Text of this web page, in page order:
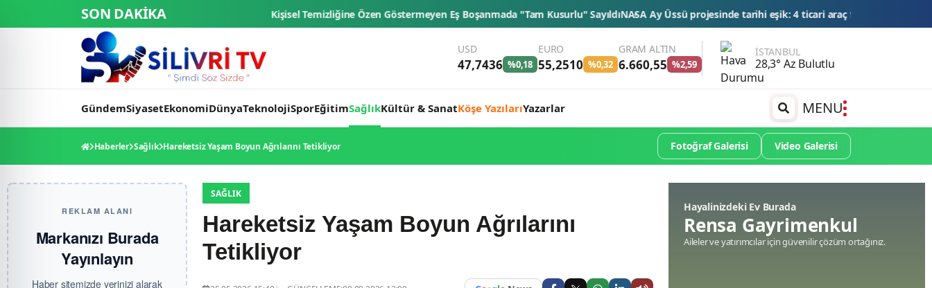
SON DAKİKAKişisel Temizliğine Özen Göstermeyen Eş Boşanmada "Tam Kusurlu" SayıldıNASA Ay Üssü projesinde tarihi eşik: 4 ticari araç final testlerindeTMSF, 106 aracı ihaleyle
USD
47,7436 %0,18
EURO
55,2510 %0,32
GRAM ALTIN
6.660,55 %2,59
İSTANBUL
28,3° Az Bulutlu
GündemSiyasetEkonomiDünyaTeknolojiSporEğitimSağlıkKültür & SanatKöşe YazılarıYazarlar MENU
Haberler Sağlık Hareketsiz Yaşam Boyun Ağrılarını Tetikliyor Fotoğraf Galerisi Video Galerisi
REKLAM ALANI
Markanızı Burada
Yayınlayın
Haber sitemizde yerinizi alarak
SAĞLIK
Hareketsiz Yaşam Boyun Ağrılarını
Tetikliyor
Hayalinizdeki Ev Burada
Rensa Gayrimenkul
Aileler ve yatırımcılar için güvenilir çözüm ortağınız.